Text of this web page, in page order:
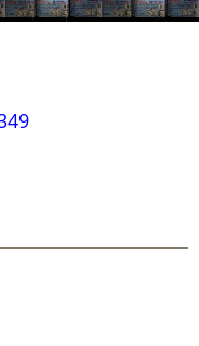
保養喉嚨最好聖品～
美國紐約正品服飾~滿